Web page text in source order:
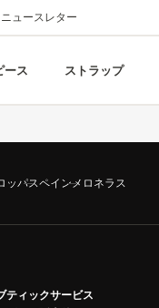
ニュースレター
ース ストラップ
ッパスペインメロネラス
ティックサービス